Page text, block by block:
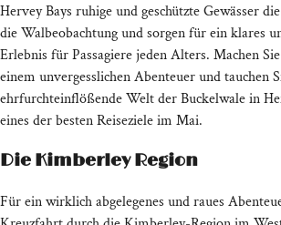
Hervey Bays ruhige und geschützte Gewässer
die Walbeobachtung und sorgen für ein klares
Erlebnis für Passagiere jeden Alters. Machen
einem unvergesslichen Abenteuer und tauchen
ehrfurchteinflößende Welt der Buckelwale in
eines der besten Reiseziele im Mai.
Die Kimberley Region
Für ein wirklich abgelegenes und raues